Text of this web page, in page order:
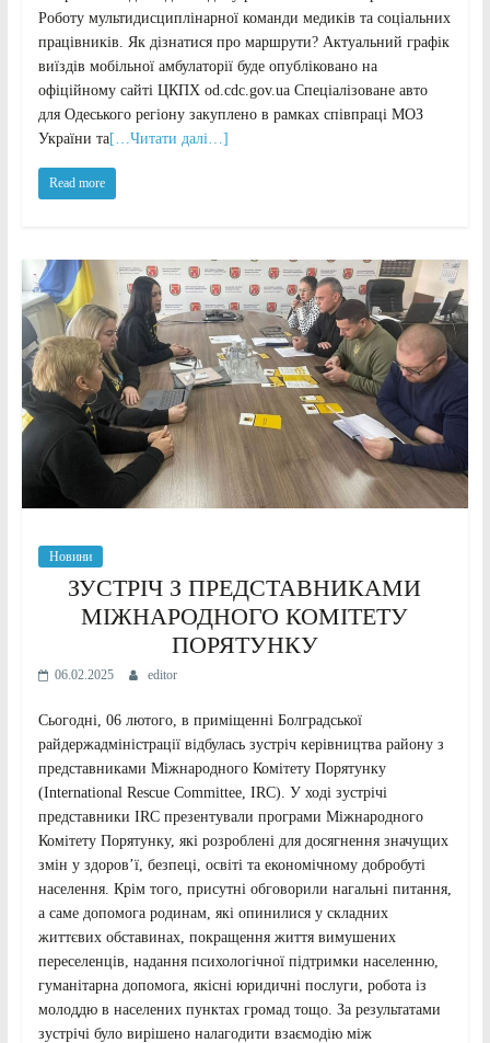
Роботу мультидисциплінарної команди медиків та соціальних
працівників. Як дізнатися про маршрути? Актуальний графік
виїздів мобільної амбулаторії буде опубліковано на
офіційному сайті ЦКПХ od.cdc.gov.ua Спеціалізоване авто
для Одеського регіону закуплено в рамках співпраці МОЗ
України та[…Читати далі…]
Read more
Новини
ЗУСТРІЧ З ПРЕДСТАВНИКАМИ
МІЖНАРОДНОГО КОМІТЕТУ
ПОРЯТУНКУ
06.02.2025 editor
Сьогодні, 06 лютого, в приміщенні Болградської
райдержадміністрації відбулась зустріч керівництва району з
представниками Міжнародного Комітету Порятунку
(International Rescue Committee, IRC). У ході зустрічі
представники IRC презентували програми Міжнародного
Комітету Порятунку, які розроблені для досягнення значущих
змін у здоров’ї, безпеці, освіті та економічному добробуті
населення. Крім того, присутні обговорили нагальні питання,
а саме допомога родинам, які опинилися у складних
життєвих обставинах, покращення життя вимушених
переселенців, надання психологічної підтримки населенню,
гуманітарна допомога, якісні юридичні послуги, робота із
молоддю в населених пунктах громад тощо. За результатами
зустрічі було вирішено налагодити взаємодію між